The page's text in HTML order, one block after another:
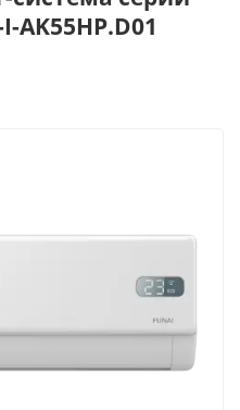
AK55HP.D01